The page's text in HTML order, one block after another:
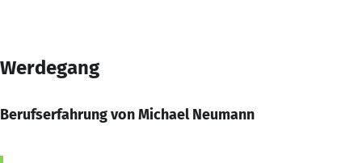
Werdegang
Berufserfahrung von Michael Neumann